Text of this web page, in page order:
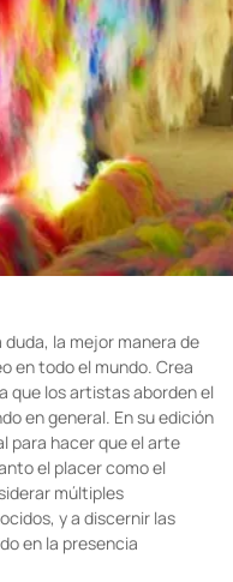
la mejor manera de
en todo el mundo. Crea
que los artistas aborden el
en general. En su edición
para hacer que el arte
el placer como el
múltiples
y a discernir las
en la presencia